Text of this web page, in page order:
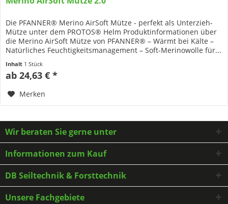
Die PFANNER® Merino AirSoft Mütze - perfekt als Unterzieh-
Mütze unter dem PROTOS® Helm Produktinformationen über
die Merino AirSoft Mütze von PFANNER® – Wärmt bei Kälte –
Natürliches Feuchtigkeits­management – Soft-Merinowolle für...
Inhalt 1 Stück
ab 24,63 € *
Merken
Wir beraten Sie gerne unter
Informationen zum Kauf
DB Seiltechnik & Forsttechnik
Unsere Fachgebiete